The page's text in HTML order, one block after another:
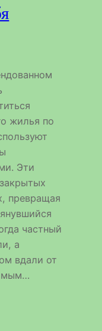
жилья по
Эти
превращая
частный
а
вдали от